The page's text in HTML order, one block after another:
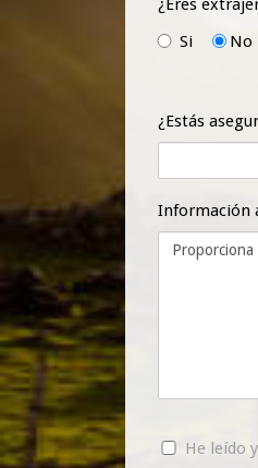
¿Eres
Si
No
¿Estás
Información
He leído